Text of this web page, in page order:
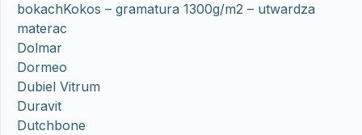
bokachKokos – gramatura 1300g/m2 – utwardza
materac
Dolmar
Dormeo
Dubiel Vitrum
Duravit
Dutchbone